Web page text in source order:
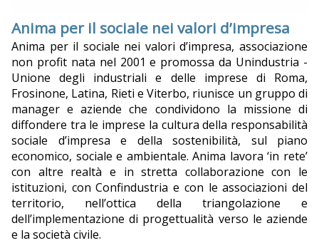
Anima per il sociale nei valori d’impresa
Anima per il sociale nei valori d’impresa, associazione
non profit nata nel 2001 e promossa da Unindustria -
Unione degli industriali e delle imprese di Roma,
Frosinone, Latina, Rieti e Viterbo, riunisce un gruppo di
manager e aziende che condividono la missione di
diffondere tra le imprese la cultura della responsabilità
sociale d’impresa e della sostenibilità, sul piano
economico, sociale e ambientale. Anima lavora ‘in rete’
con altre realtà e in stretta collaborazione con le
istituzioni, con Confindustria e con le associazioni del
territorio, nell’ottica della triangolazione e
dell’implementazione di progettualità verso le aziende
e la società civile.